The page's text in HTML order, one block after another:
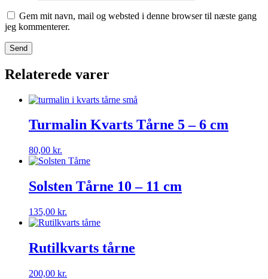
Gem mit navn, mail og websted i denne browser til næste gang
jeg kommenterer.
Relaterede varer
Turmalin Kvarts Tårne 5 – 6 cm
80,00 kr.
Solsten Tårne 10 – 11 cm
135,00 kr.
Rutilkvarts tårne
200,00 kr.